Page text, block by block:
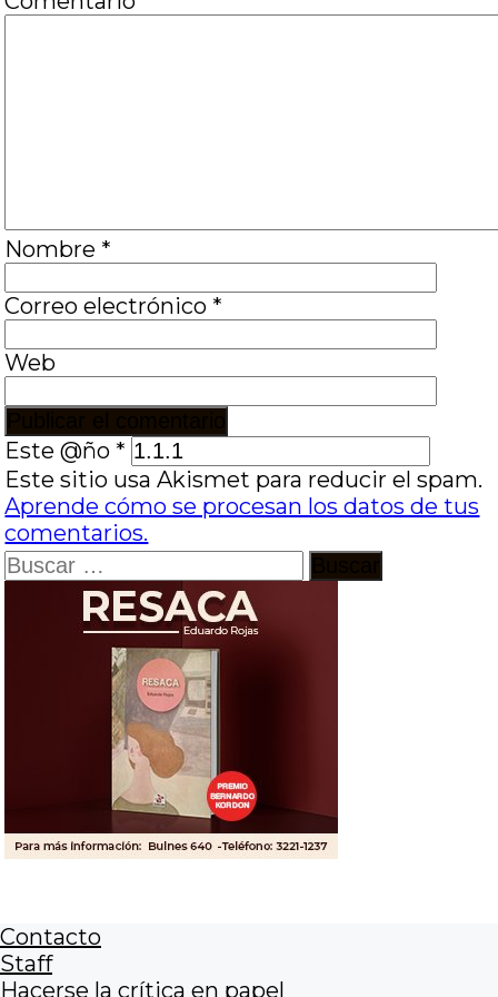
Nombre *
Correo electrónico *
Web
Este @ño *
Este sitio usa Akismet para reducir el spam.
Aprende cómo se procesan los datos de tus
comentarios.
Buscar:
Contacto
Staff
Hacerse la crítica en papel